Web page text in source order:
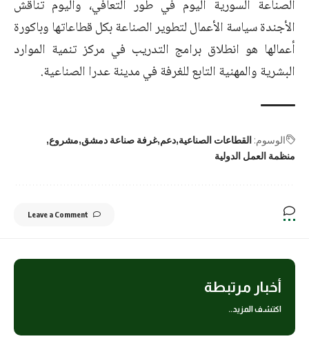
الصناعة السورية اليوم في طور التعافي، واليوم تناقش
الأجندة سياسة الأعمال لتطوير الصناعة بكل قطاعاتها وباكورة
أعمالها هو انطلاق برامج التدريب في مركز تنمية الموارد
البشرية والمهنية التابع للغرفة في مدينة عدرا الصناعية.
الوسوم: القطاعات الصناعية دعم غرفة صناعة دمشق مشروع
منظمة العمل الدولية
Leave a Comment
أخبار مرتبطة
اكتشف المزيد..